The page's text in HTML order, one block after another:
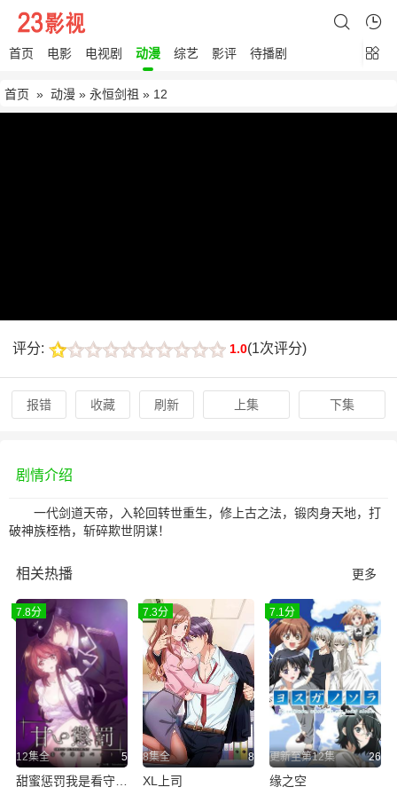
首页 电影 电视剧 动漫 综艺 影评 待播剧
首页 » 动漫 » 永恒剑祖 » 12
评分: 1.0(1次评分)
报错 收藏 刷新 上集 下集
剧情介绍
一代剑道天帝，入轮回转世重生，修上古之法，锻肉身天地，打
破神族桎梏，斩碎欺世阴谋！
相关热播 更多
7.8分
12集全 5
7.3分
8集全 8
XL上司
7.1分
更新至第12集 26
缘之空